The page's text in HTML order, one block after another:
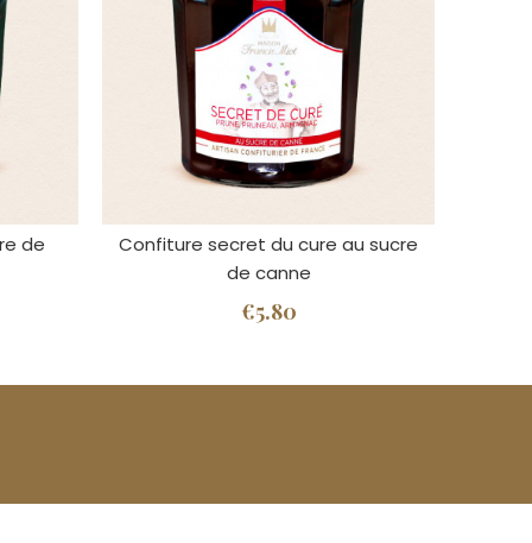
de
Confiture secret du cure au sucre
de canne
€5.80